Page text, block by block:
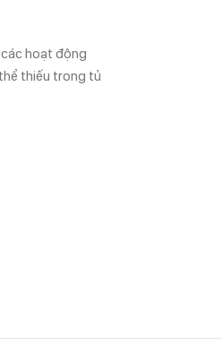
hoạt động
thiếu trong tủ